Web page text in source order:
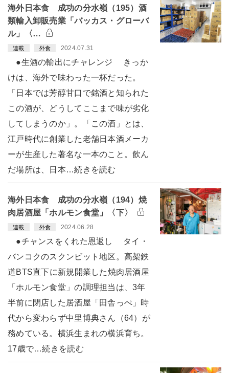
海外日本食 成功の分水嶺（195）酒
類輸入卸販売業「バッカス・グローバ
ル」〈…
連載 外食 2024.07.31
●生酒の輸出にチャレンジ きっか
けは、海外で味わった一杯だった。
「日本では芳醇甘口で銘酒と知られた
この酒が、どうしてここまで味が劣化
してしまうのか」。「この酒」とは、
江戸時代に創業した老舗日本酒メーカ
ーが生産した著名な一本のこと。飲ん
だ場所は、日本…続きを読む
海外日本食 成功の分水嶺（194）焼
肉居酒屋「ホルモン食堂」〈下〉
連載 外食 2024.06.28
●チャンスをくれた恩返し タイ・
バンコクのスクンビット地区。高架鉄
道BTS直下に新規開業した焼肉居酒屋
「ホルモン食堂」の調理担当は、3年
半前に閉店した居酒屋「田舎っぺ」時
代から変わらず中里博典さん（64）が
務めている。横浜生まれの横浜育ち。
17歳で…続きを読む